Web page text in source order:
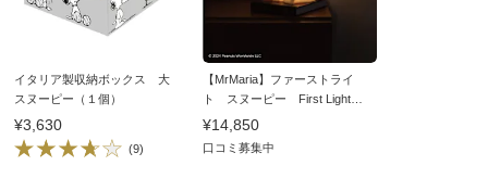
イタリア製収納ボックス 大
スヌーピー（１個）
¥3,630
(9)
【MrMaria】ファーストライ
ト スヌーピー First Light
Snoopy
¥14,850
口コミ募集中